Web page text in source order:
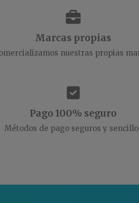
Marcas propias
nuestras propias
Pago 100% seguro
Métodos de pago seguros y